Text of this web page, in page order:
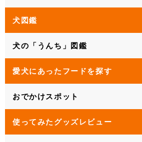
犬図鑑
犬の「うんち」図鑑
愛犬にあったフードを探す
おでかけスポット
使ってみたグッズレビュー